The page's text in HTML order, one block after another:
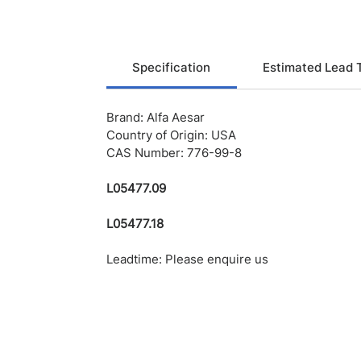
Specification Estimated Lead
Brand: Alfa Aesar
Country of Origin: USA
CAS Number: 776-99-8
L05477.09
L05477.18
Leadtime: Please enquire us